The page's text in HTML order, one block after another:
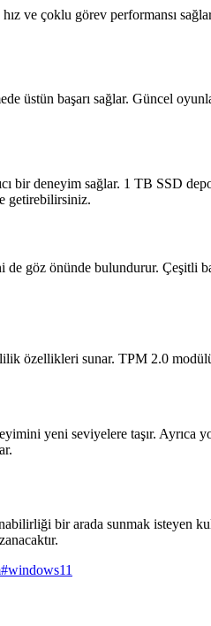
ve çoklu görev performansı
başarı sağlar. Güncel
deneyim sağlar. 1 TB SSD
getirebilirsiniz.
göz önünde bulundurur.
özellikleri sunar. TPM 2.0
yeni seviyelere taşır.
bir arada sunmak isteyen
#windows11